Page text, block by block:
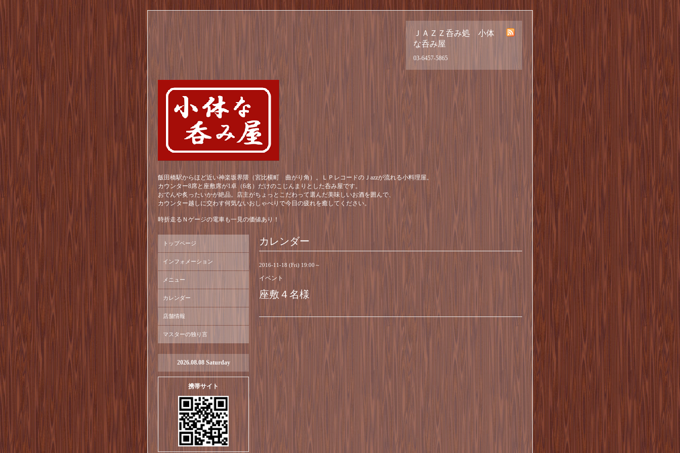
ＪＡＺＺ呑み処 小体
な呑み屋
03-6457-5865
飯田橋駅からほど近い神楽坂界隈（宮比横町 曲がり角）。ＬＰレコードのＪazzが流れる小料理屋。
カウンター8席と座敷席が1卓（6名）だけのこじんまりとした呑み屋です。
おでんや炙ったいかが絶品。店主がちょっとこだわって選んだ美味しいお酒を囲んで、
カウンター越しに交わす何気ないおしゃべりで今日の疲れを癒してください。
時折走るＮゲージの電車も一見の価値あり！
カレンダー
2016-11-18 (Fri) 19:00～
イベント
座敷４名様
トップページ
インフォメーション
メニュー
カレンダー
店舗情報
マスターの独り言
2026.08.08 Saturday
携帯サイト